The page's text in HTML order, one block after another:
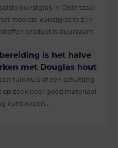
kunstgras in Oldenzaal
mooiste kunstgras te zijn
product is duurzaam
is het halve
met Douglas hout
tuinhuis of een schutting
zoek naar goed materiaal
kunt kopen...